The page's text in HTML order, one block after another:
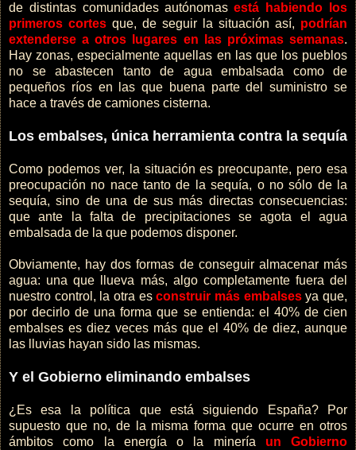
de distintas comunidades autónomasestá habiendo los
primeros cortes que, de seguir la situación así, podrían
extenderse a otros lugares en las próximas semanas.
Hay zonas, especialmente aquellas en las que los pueblos
no se abastecen tanto de agua embalsada como de
pequeños ríos en las que buena parte del suministro se
hace a través de camiones cisterna.
Los embalses, única herramienta contra la sequía
Como podemos ver, la situación es preocupante, pero esa
preocupación no nace tanto de la sequía, o no sólo de la
sequía, sino de una de sus más directas consecuencias:
que ante la falta de precipitaciones se agota el agua
embalsada de la que podemos disponer.
Obviamente, hay dos formas de conseguir almacenar más
agua: una que llueva más, algo completamente fuera del
nuestro control, la otra esconstruir más embalsesya que,
por decirlo de una forma que se entienda: el 40% de cien
embalses es diez veces más que el 40% de diez, aunque
las lluvias hayan sido las mismas.
Y el Gobierno eliminando embalses
¿Es esa la política que está siguiendo España? Por
supuesto que no, de la misma forma que ocurre en otros
ámbitos como la energía o la minería un Gobierno